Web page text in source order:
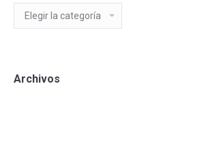
Blog
Archivos